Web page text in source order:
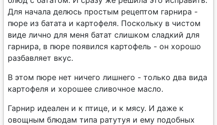
Для начала делюсь простым рецептом гарнира -
пюре из батата и картофеля. Поскольку в чистом
виде лично для меня батат слишком сладкий для
гарнира, в пюре появился картофель - он хорошо
разбавляет вкус.
В этом пюре нет ничего лишнего - только два вида
картофеля и хорошее сливочное масло.
Гарнир идеален и к птице, и к мясу. И даже к
овощным блюдам типа ратутуя и ему подобных